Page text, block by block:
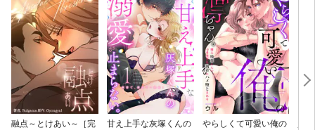
融点～とけあい～［完
甘え上手な灰塚くんの
やらしくて可愛い俺の